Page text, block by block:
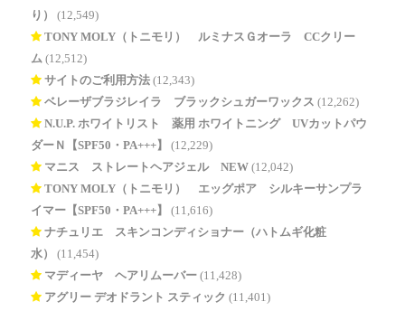
り）
(12,549)
TONY MOLY（トニモリ） ルミナスＧオーラ CCクリー
ム (12,512)
サイトのご利用方法 (12,343)
ベレーザブラジレイラ ブラックシュガーワックス (12,262)
N.U.P. ホワイトリスト 薬用 ホワイトニング UVカットパウ
ダーＮ【SPF50・PA+++】
(12,229)
マニス ストレートヘアジェル NEW (12,042)
TONY MOLY（トニモリ） エッグポア シルキーサンプラ
イマー【SPF50・PA+++】
(11,616)
ナチュリエ スキンコンディショナー（ハトムギ化粧
水）
(11,454)
マディーヤ ヘアリムーバー (11,428)
アグリー デオドラント スティック (11,401)